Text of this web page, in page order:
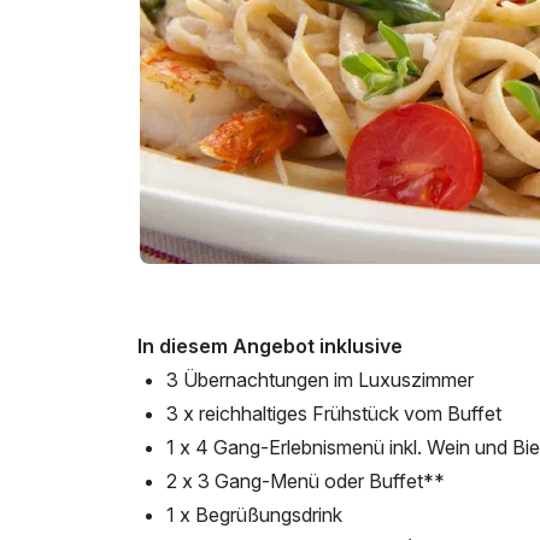
In diesem Angebot inklusive
3 Übernachtungen im Luxuszimmer
3 x reichhaltiges Frühstück vom Buffet
1 x 4 Gang-Erlebnismenü inkl. Wein und
2 x 3 Gang-Menü oder Buffet**
1 x Begrüßungsdrink